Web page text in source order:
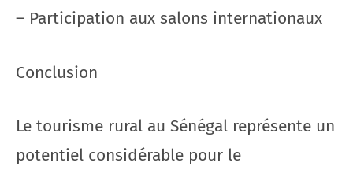
– Participation aux salons internationaux
Conclusion
Le tourisme rural au Sénégal représente un
potentiel considérable pour le